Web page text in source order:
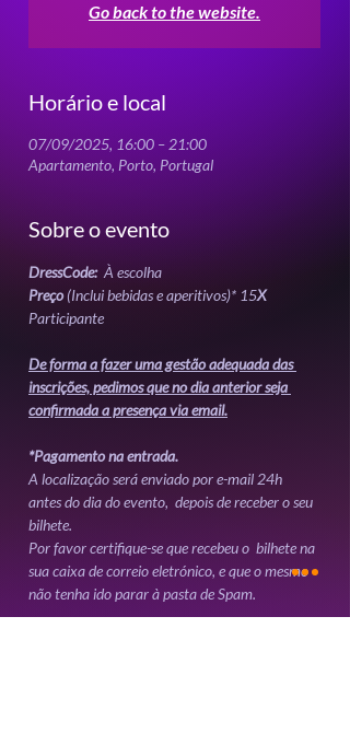
Go back to the website.
Horário e local
07/09/2025, 16:00 – 21:00
Apartamento, Porto, Portugal
Sobre o evento
DressCode: À escolha
Preço (Inclui bebidas e aperitivos)* 15X
Participante
De forma a fazer uma gestão adequada das
inscrições, pedimos que no dia anterior seja
confirmada a presença via email.
*Pagamento na entrada.
A localização será enviado por e-mail 24h
antes do dia do evento,  depois de receber o seu
bilhete.
Por favor certifique-se que recebeu o  bilhete na
sua caixa de correio eletrónico, e que o mesmo
não tenha ido parar à pasta de Spam.